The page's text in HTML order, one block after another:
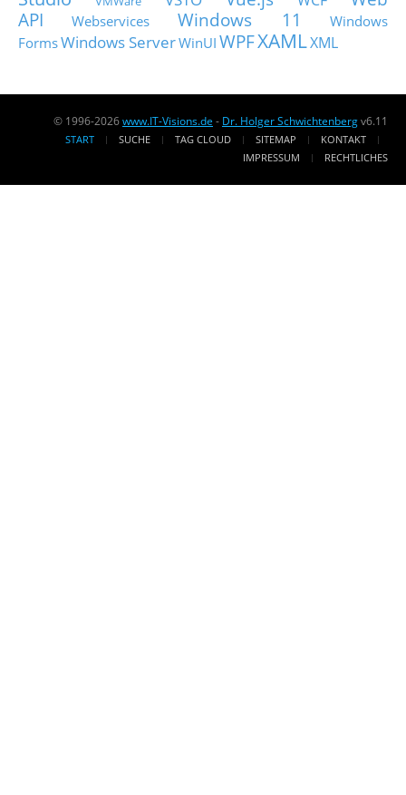
API
Webservices Windows 11
Windows
FormsWindows ServerWinUI WPFXAMLXML
© 1996-2026www.IT-Visions.de - Dr. Holger Schwichtenbergv6.11
START SUCHE TAG CLOUD SITEMAP
KONTAKT
IMPRESSUM
RECHTLICHES